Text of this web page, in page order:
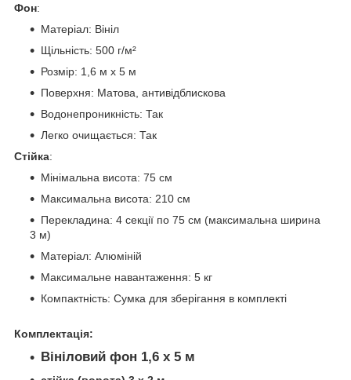
Фон:
Матеріал: Вініл
Щільність: 500 г/м²
Розмір: 1,6 м х 5 м
Поверхня: Матова, антивідблискова
Водонепроникність: Так
Легко очищається: Так
Стійка:
Мінімальна висота: 75 см
Максимальна висота: 210 см
Перекладина: 4 секції по 75 см (максимальна ширина
3 м)
Матеріал: Алюміній
Максимальне навантаження: 5 кг
Компактність: Сумка для зберігання в комплекті
Комплектація:
Вініловий фон 1,6 х 5 м